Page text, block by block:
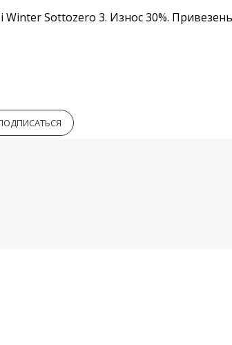
Sottozero 3. Износ 30%.